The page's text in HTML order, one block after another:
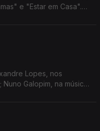
e "Estar em Casa".
Lopes, nos
Galopim, na música